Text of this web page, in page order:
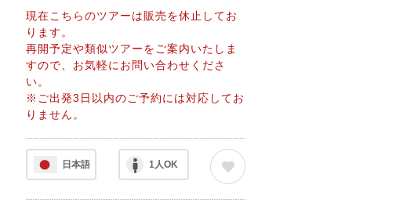
現在こちらのツアーは販売を休止してお
ります。
再開予定や類似ツアーをご案内いたしま
すので、お気軽にお問い合わせくださ
い。
※ご出発3日以内のご予約には対応してお
りません。
日本語 1人OK